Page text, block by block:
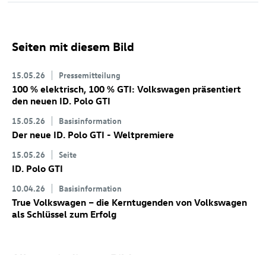
Seiten mit diesem Bild
15.05.26 Pressemitteilung
100 % elektrisch, 100 % GTI: Volkswagen präsentiert
den neuen ID. Polo GTI
15.05.26 Basisinformation
Der neue ID. Polo GTI - Weltpremiere
15.05.26 Seite
ID. Polo GTI
10.04.26 Basisinformation
True Volkswagen – die Kerntugenden von Volkswagen
als Schlüssel zum Erfolg